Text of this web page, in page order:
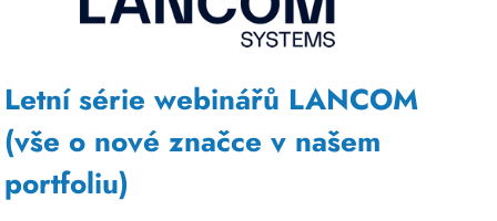
Letní série webinářů LANCOM
(vše o nové značce v našem
portfoliu)